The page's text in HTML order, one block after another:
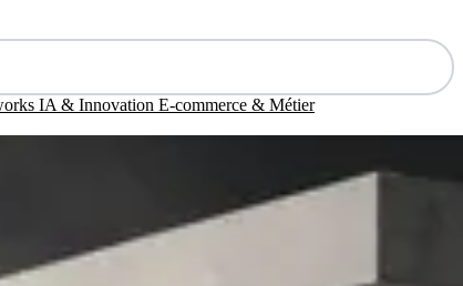
IA & Innovation E-commerce & Métier